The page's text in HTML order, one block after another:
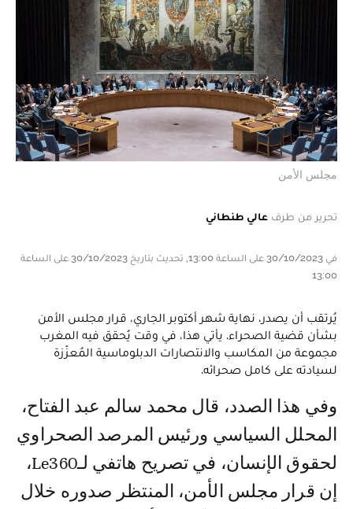
مجلس الأمن
تحرير من طرف عالي طنطاني
في 30/10/2023 على الساعة 13:00, تحديث بتاريخ 30/10/2023 على الساعة
13:00
يُرتقب أن يصدر، نهاية شهر أكتوبر الجاري، قرار مجلس الأمن
بشأن قضية الصحراء. يأتي هذا، في وقت يُحقق فيه المغرب
مجموعة من المكاسب والانتصارات الدبلوماسية المُعزّزة
لسيادته على كامل صحرائه.
وفي هذا الصدد، قال محمد سالم عبد الفتاح،
المحلل السياسي ورئيس المرصد الصحراوي
لحقوق الإنسان، في تصريح هاتفي لـLe360،
إن قرار مجلس الأمن، المنتظر صدوره خلال